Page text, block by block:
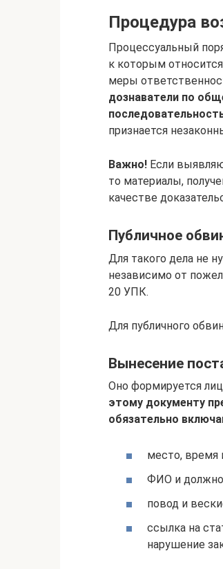
Процедура
Процессуальный
к которым
меры
дознаватели по
признается
Важно! Если
то материалы,
качестве
Публичное
Для такого дела не
независимо от
20 УПК.
Для публичного
Вынесение
Оно формируется
этому документу
обязательно
место, время
ФИО и
повод и
ссылка на
нарушение